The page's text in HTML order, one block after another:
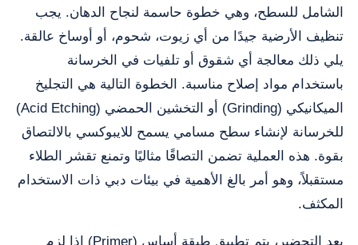
الشامل للسطح، وهي خطوة حاسمة لنجاح الدهان. يجب
تنظيف الأرضية جيدًا من أي زيوت، شحوم، أو أوساخ عالقة.
يلي ذلك معالجة أي شقوق أو تلفيات في الخرسانة
باستخدام مواد إصلاح مناسبة. الخطوة التالية هي التجليخ
الميكانيكي (Grinding) أو التخشين الحمضي (Acid Etching)
للخرسانة لإنشاء سطح مسامي يسمح للايبوكسي بالالتصاق
بقوة. هذه العملية تضمن التصاقًا مثاليًا وتمنع تقشر الطلاء
مستقبلاً، وهو أمر بالغ الأهمية في بيئات دبي ذات الاستخدام
المكثف.
بعد التحضير، يتم تطبيق طبقة أساس (Primer) إذا لزم